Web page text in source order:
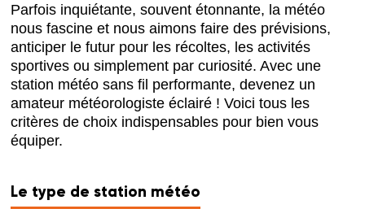
Parfois inquiétante, souvent étonnante, la météo
nous fascine et nous aimons faire des prévisions,
anticiper le futur pour les récoltes, les activités
sportives ou simplement par curiosité. Avec une
station météo sans fil performante, devenez un
amateur météorologiste éclairé ! Voici tous les
critères de choix indispensables pour bien vous
équiper.
Le type de station météo